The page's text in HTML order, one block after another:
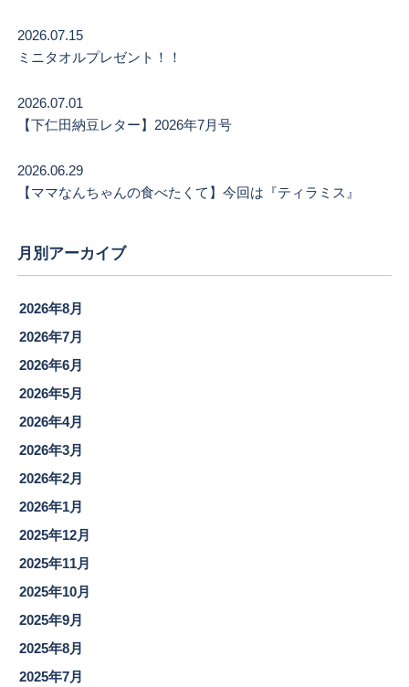
ミニタオルプレゼント！！
2026.07.15
【下仁田納豆レター】2026年7月号
2026.07.01
【ママなんちゃんの食べたくて】今回は『ティラミス』
2026.06.29
月別アーカイブ
2026年8月
2026年7月
2026年6月
2026年5月
2026年4月
2026年3月
2026年2月
2026年1月
2025年12月
2025年11月
2025年10月
2025年9月
2025年8月
2025年7月